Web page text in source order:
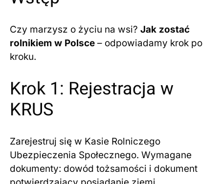
Czy marzysz o życiu na wsi? Jak zostać
rolnikiem w Polsce – odpowiadamy krok po
kroku.
Krok 1: Rejestracja w
KRUS
Zarejestruj się w Kasie Rolniczego
Ubezpieczenia Społecznego. Wymagane
dokumenty: dowód tożsamości i dokument